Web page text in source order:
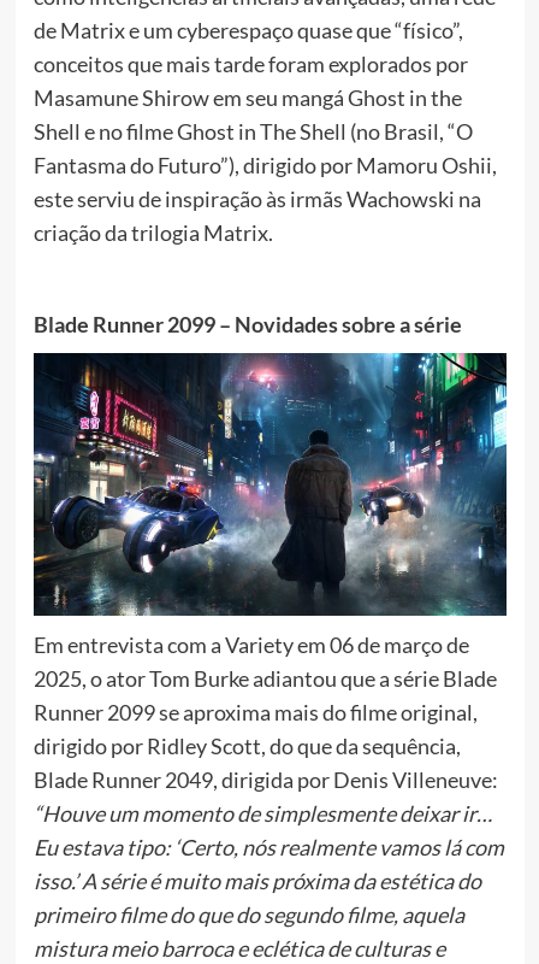
de Matrix e um cyberespaço quase que “físico”,
conceitos que mais tarde foram explorados por
Masamune Shirow em seu mangá Ghost in the
Shell e no filme Ghost in The Shell (no Brasil, “O
Fantasma do Futuro”), dirigido por Mamoru Oshii,
este serviu de inspiração às irmãs Wachowski na
criação da trilogia Matrix.
Blade Runner 2099 – Novidades sobre a série
Em entrevista com a Variety em 06 de março de
2025, o ator Tom Burke adiantou que a série Blade
Runner 2099 se aproxima mais do filme original,
dirigido por Ridley Scott, do que da sequência,
Blade Runner 2049, dirigida por Denis Villeneuve:
“Houve um momento de simplesmente deixar ir…
Eu estava tipo: ‘Certo, nós realmente vamos lá com
isso.’ A série é muito mais próxima da estética do
primeiro filme do que do segundo filme, aquela
mistura meio barroca e eclética de culturas e